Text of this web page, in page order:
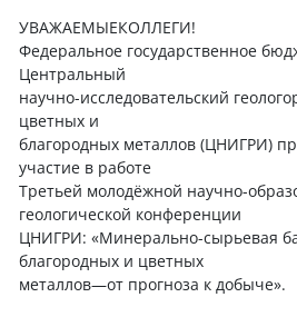
УВАЖАЕМЫЕКОЛЛЕГИ!
Федеральное государственное
Центральный
научно-исследовательский
цветных и
благородных металлов (ЦНИГРИ)
участие в работе
Третьей молодёжной научно-
геологической конференции
ЦНИГРИ: «Минерально-сырьевая
благородных и цветных
металлов—от прогноза к добыче».